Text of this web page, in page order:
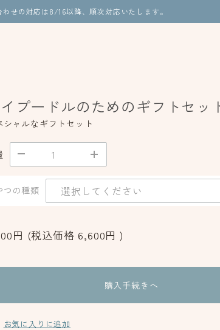
せの対応は8/16以降、順次対応いたします。
イプードルのためのギフトセッ
シャルなギフトセット
つの種類
円 (税込価格 6,600円 )
購入手続きへ
お気に入りに追加